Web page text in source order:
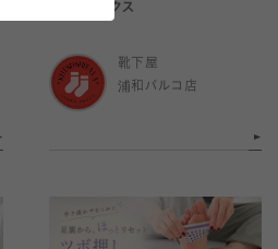
ッシュソックス
靴下屋
浦和パルコ店